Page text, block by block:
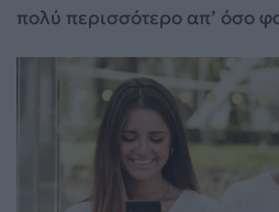
πολύ περισσότερο απ’ όσο